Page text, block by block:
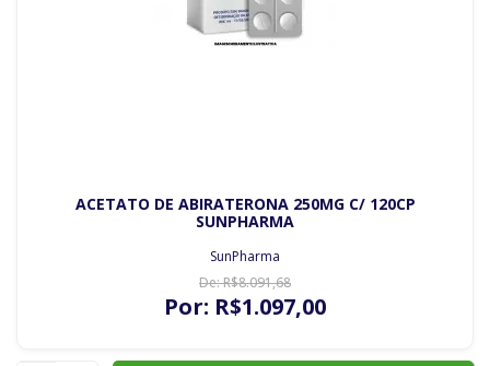
ACETATO DE ABIRATERONA 250MG C/ 120CP
SUNPHARMA
SunPharma
De:R$8.091,68
Por: R$1.097,00